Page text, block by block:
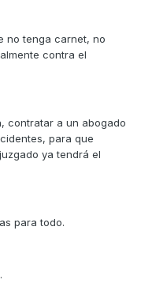
no tenga carnet, no
contra el
contratar a un abogado
para que
ya tendrá el
para todo.